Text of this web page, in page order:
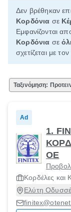
Δεν βρέθηκαν
Κορδόνια σε
Εμφανίζονται
Κορδόνια σε
σχετίζεται με
Ταξινόμηση:
Ad
1.
ΟΕ
Κορδέλες και
Ελύτη